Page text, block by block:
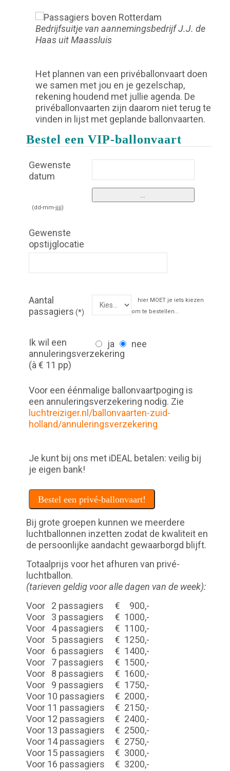
Bedrijfsuitje van aannemingsbedrijf J.J. de
Haas uit Maassluis
Het plannen van een privéballonvaart doen
we samen met jou en je gezelschap,
rekening houdend met jullie agenda. De
privéballonvaarten zijn daarom niet terug te
vinden in lijst met geplande ballonvaarten.
Bestel een VIP-ballonvaart
Gewenste
datum
(dd-mm-jjjj)
Gewenste
opstijglocatie
Aantal
passagiers (*)
hier MOET je iets kiezen
om te bestellen...
Ik wil een
annuleringsverzekering
(à € 11 pp)
ja nee
Voor een éénmalige ballonvaartpoging is
een annuleringsverzekering nodig. Zie
luchtreiziger.nl/ballonvaarten-zuid-
holland/annuleringsverzekering
Je kunt bij ons met iDEAL betalen: veilig bij
je eigen bank!
Bestel een privé-ballonvaart!
Bij grote groepen kunnen we meerdere
luchtballonnen inzetten zodat de kwaliteit en
de persoonlijke aandacht gewaarborgd blijft.
Totaalprijs voor het afhuren van privé-
luchtballon.
(tarieven geldig voor alle dagen van de week):
Voor 2 passagiers
€
900,-
Voor 3 passagiers
€ 1000,-
Voor 4 passagiers
€ 1100,-
Voor 5 passagiers
€ 1250,-
Voor 6 passagiers
€ 1400,-
Voor 7 passagiers
€ 1500,-
Voor 8 passagiers
€ 1600,-
Voor 9 passagiers
€ 1750,-
Voor 10 passagiers
€ 2000,-
Voor 11 passagiers
€ 2150,-
Voor 12 passagiers
€ 2400,-
Voor 13 passagiers
€ 2500,-
Voor 14 passagiers
€ 2750,-
Voor 15 passagiers
€ 3000,-
Voor 16 passagiers
€ 3200,-